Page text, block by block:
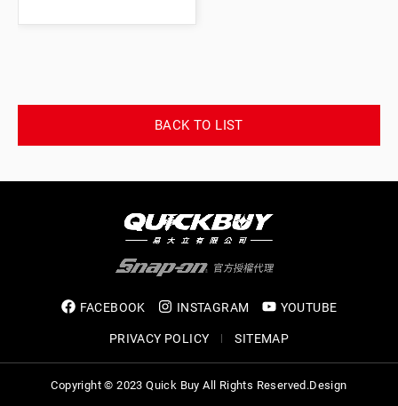
BACK TO LIST
FACEBOOK INSTAGRAM YOUTUBE
PRIVACY POLICY SITEMAP
Copyright © 2023 Quick Buy All Rights Reserved.Design